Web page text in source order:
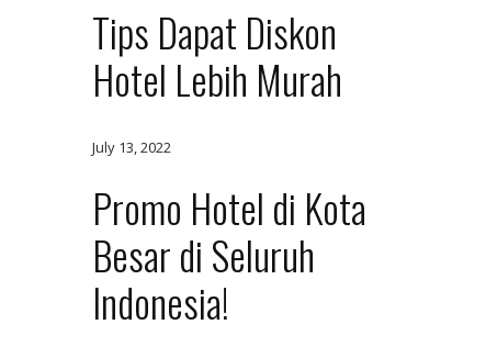
Tips Dapat Diskon
Hotel Lebih Murah
July 13, 2022
Promo Hotel di Kota
Besar di Seluruh
Indonesia!